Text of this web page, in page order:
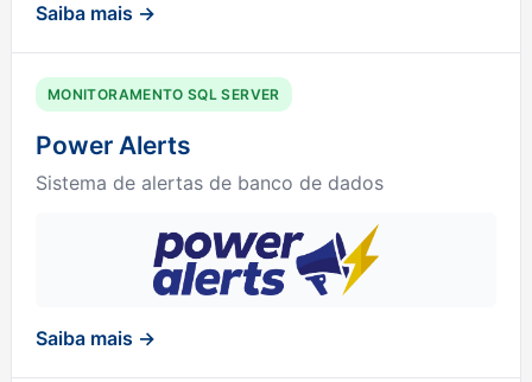
Saiba mais →
MONITORAMENTO SQL SERVER
Power Alerts
Sistema de alertas de banco de dados
Saiba mais →